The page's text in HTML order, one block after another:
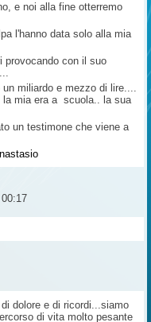
e noi alla fine otterremo
l'hanno data solo alla mia
provocando con il suo
miliardo e mezzo di lire....
la mia era a scuola.. la sua
un testimone che viene a
dolore e di ricordi...siamo
di vita molto pesante